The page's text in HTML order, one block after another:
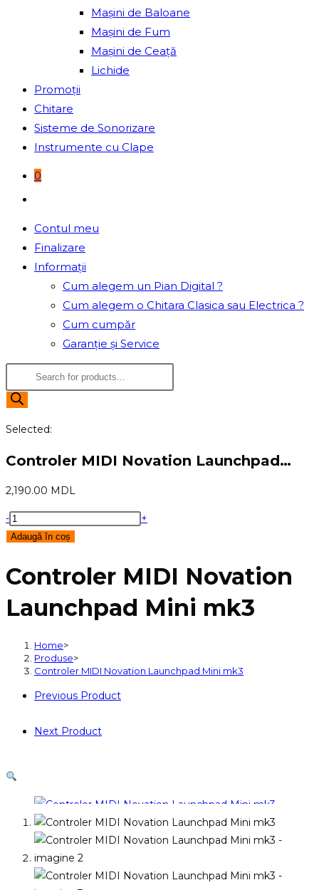
Mașini de Baloane
Mașini de Fum
Mașini de Ceață
Lichide
Promoții
Chitare
Sisteme de Sonorizare
Instrumente cu Clape
0
search
Contul meu
Finalizare
Informații
Cum alegem un Pian Digital ?
Cum alegem o Chitara Clasica sau Electrica ?
Cum cumpăr
Garanție și Service
Products
search
Selected:
Controler MIDI Novation Launchpad…
2,190.00 MDL
Cantitate
Controler
Novation
Launchpad
Mini
- +
Adaugă în coș
Controler MIDI Novation
Launchpad Mini mk3
Home>
Produse>
Controler MIDI Novation Launchpad Mini mk3
Previous Product
Next Product